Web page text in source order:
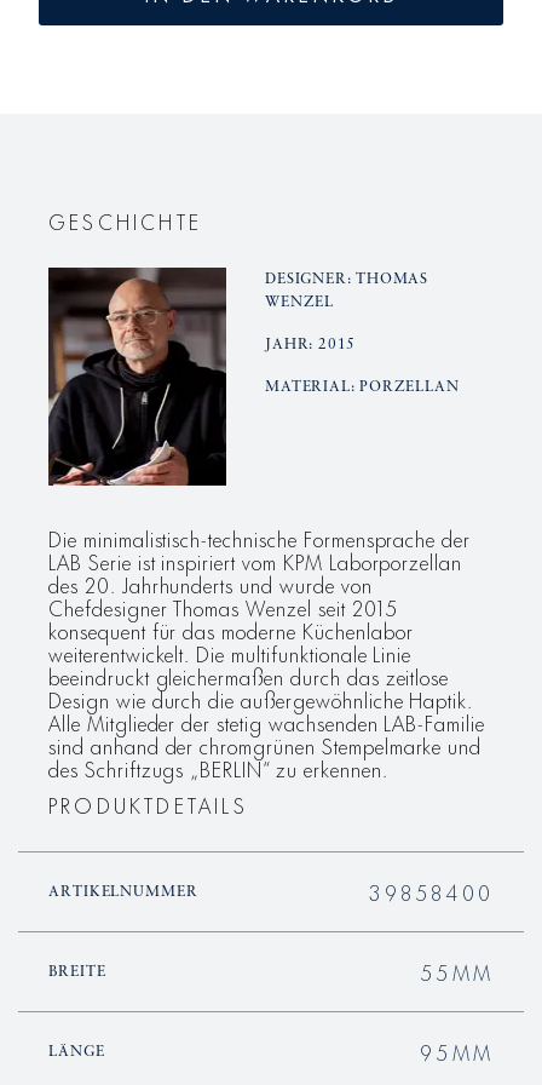
LAB
LAB
GESCHICHTE
DESIGNER: THOMAS
WENZEL
JAHR: 2015
MATERIAL: PORZELLAN
Die minimalistisch-technische Formensprache der
LAB Serie ist inspiriert vom KPM Laborporzellan
des 20. Jahrhunderts und wurde von
Chefdesigner Thomas Wenzel seit 2015
konsequent für das moderne Küchenlabor
weiterentwickelt. Die multifunktionale Linie
beeindruckt gleichermaßen durch das zeitlose
Design wie durch die außergewöhnliche Haptik.
Alle Mitglieder der stetig wachsenden LAB-Familie
sind anhand der chromgrünen Stempelmarke und
des Schriftzugs „BERLIN“ zu erkennen.
PRODUKTDETAILS
ARTIKELNUMMER 39858400
BREITE 55MM
LÄNGE 95MM